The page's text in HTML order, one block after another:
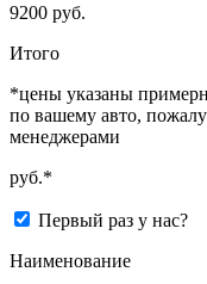
9200 руб.
Итого
*цены указаны
по вашему авто,
менеджерами
руб.*
Первый раз у нас?
Наименование